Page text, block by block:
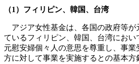
（1）フィリピン、韓国、台湾
アジア女性基金は、各国の政府等が
ているフィリピン、韓国、台湾におい
元慰安婦個々人の意思を尊重し、事
方に対して事業を実施するとの基本方